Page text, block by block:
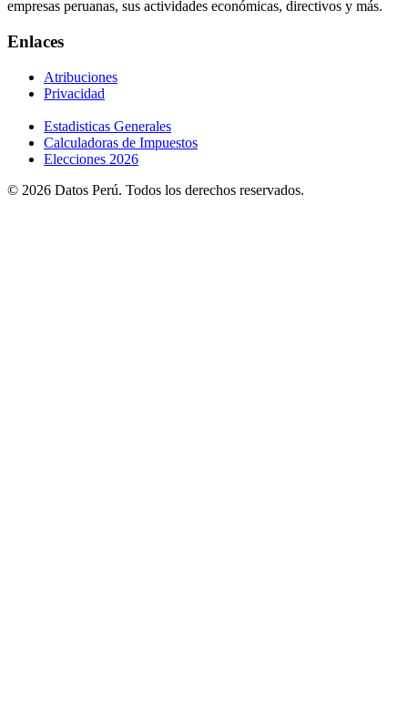
empresas peruanas, sus actividades económicas, directivos y más.
Enlaces
Atribuciones
Privacidad
Estadisticas Generales
Calculadoras de Impuestos
Elecciones 2026
© 2026 Datos Perú. Todos los derechos reservados.